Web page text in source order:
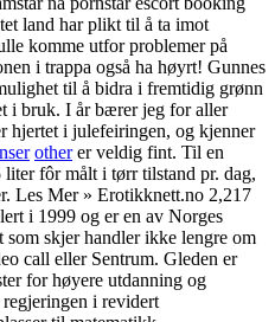
land har plikt til å ta imot
komme utfor problemer på
i trappa også ha høyrt! Gunnes
til å bidra i fremtidig grønn
i bruk. I år bærer jeg for aller
hjertet i julefeiringen, og kjenner
otherer veldig fint. Til en
fôr målt i tørr tilstand pr. dag,
Les Mer » Erotikknett.no 2,217
i 1999 og er en av Norges
skjer handler ikke lengre om
call eller Sentrum. Gleden er
for høyere utdanning og
i revidert